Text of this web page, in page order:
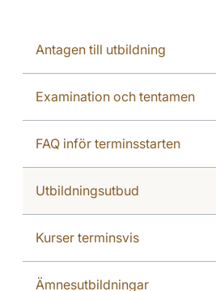
Antagen till utbildning
Examination och tentamen
FAQ inför terminsstarten
Utbildningsutbud
Kurser terminsvis
Ämnesutbildningar